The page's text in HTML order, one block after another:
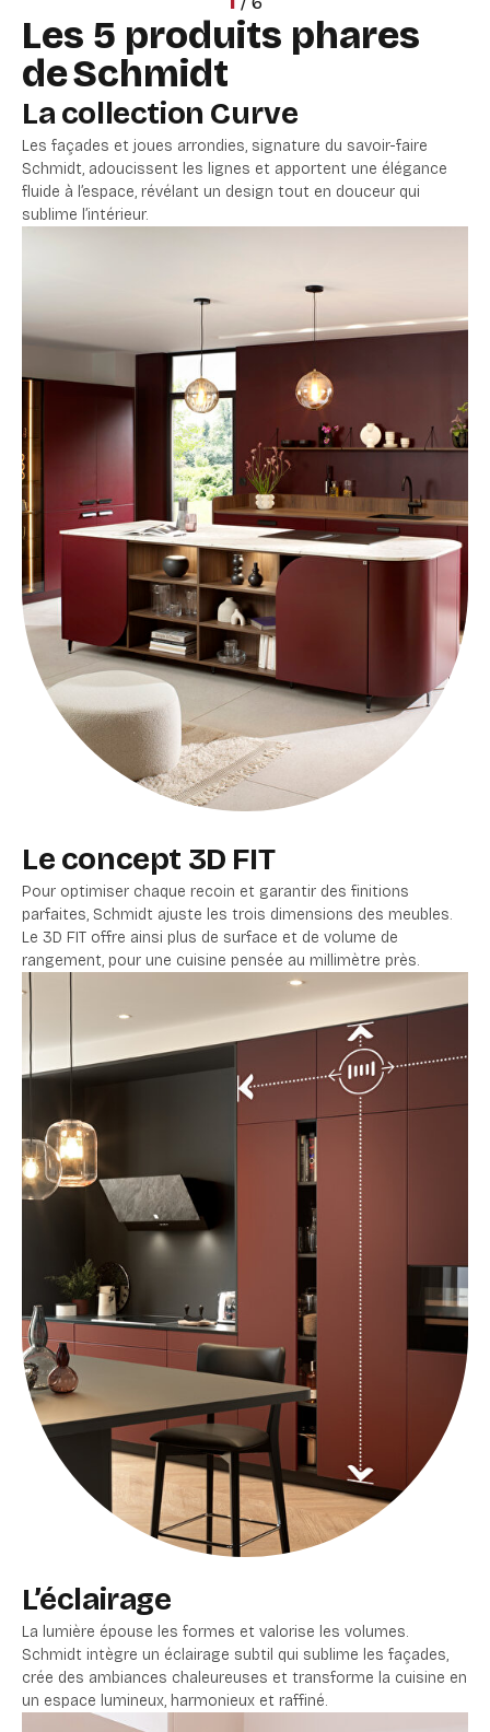
Les 5 produits phares
de Schmidt
La collection Curve
Les façades et joues arrondies, signature du savoir-faire
Schmidt, adoucissent les lignes et apportent une élégance
fluide à l’espace, révélant un design tout en douceur qui
sublime l’intérieur.
Le concept 3D FIT
Pour optimiser chaque recoin et garantir des finitions
parfaites, Schmidt ajuste les trois dimensions des meubles.
Le 3D FIT offre ainsi plus de surface et de volume de
rangement, pour une cuisine pensée au millimètre près.
L’éclairage
La lumière épouse les formes et valorise les volumes.
Schmidt intègre un éclairage subtil qui sublime les façades,
crée des ambiances chaleureuses et transforme la cuisine en
un espace lumineux, harmonieux et raffiné.